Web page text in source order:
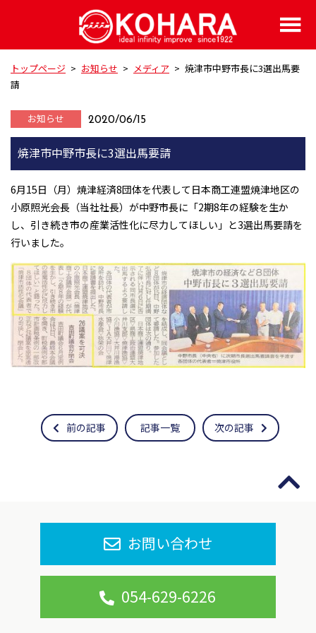
トップページ > お知らせ > メディア > 焼津市中野市長に3選出馬要
請
お知らせ 2020/06/15
焼津市中野市長に3選出馬要請
6月15日（月）焼津経済8団体を代表して日本商工連盟焼津地区の
小原照光会長（当社社長）が中野市長に「2期8年の経験を生か
し、引き続き市の産業活性化に尽力してほしい」と3選出馬要請を
行いました。
前の記事 記事一覧 次の記事
お問い合わせ
054-629-6226